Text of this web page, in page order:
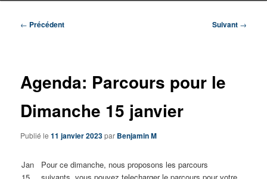
Navigation
← Précédent Suivant →
Agenda: Parcours pour le
Dimanche 15 janvier
Publié le11 janvier 2023par Benjamin M
Jan
Pour ce dimanche, nous proposons les parcours